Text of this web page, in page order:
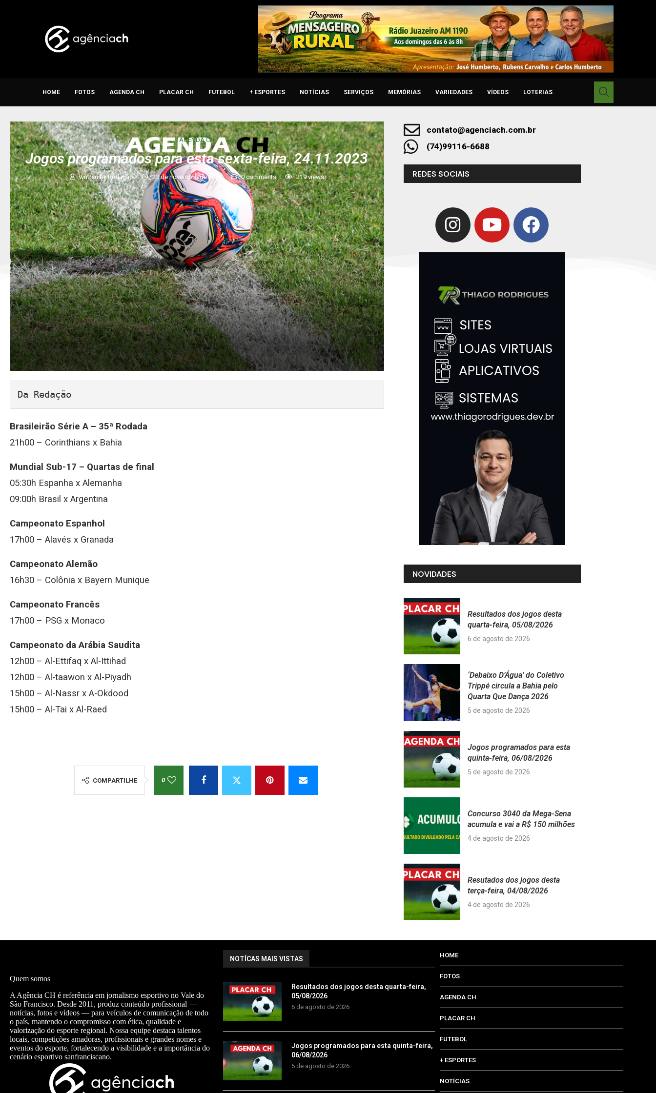
HOME FOTOS AGENDA CH PLACAR CH FUTEBOL + ESPORTES NOTÍCIAS SERVIÇOS MEMÓRIAS VARIEDADES VÍDEOS LOTERIAS
AGENDA CH
Jogos programados para esta sexta-feira, 24.11.2023
written byRedação 23 de novembro de 2023 0 comments 219views
Da Redação
Brasileirão Série A – 35ª Rodada
21h00 – Corinthians x Bahia
Mundial Sub-17 – Quartas de final
05:30h Espanha x Alemanha
09:00h Brasil x Argentina
Campeonato Espanhol
17h00 – Alavés x Granada
Campeonato Alemão
16h30 – Colônia x Bayern Munique
Campeonato Francês
17h00 – PSG x Monaco
Campeonato da Arábia Saudita
12h00 – Al-Ettifaq x Al-Ittihad
12h00 – Al-taawon x Al-Piyadh
15h00 – Al-Nassr x A-Okdood
15h00 – Al-Tai x Al-Raed
COMPARTILHE 0
contato@agenciach.com.br
(74)99116-6688
REDES SOCIAIS
NOVIDADES
Resultados dos jogos desta
quarta-feira, 05/08/2026
6 de agosto de 2026
‘Debaixo D’Água’ do Coletivo
Trippé circula a Bahia pelo
Quarta Que Dança 2026
5 de agosto de 2026
Jogos programados para esta
quinta-feira, 06/08/2026
5 de agosto de 2026
Concurso 3040 da Mega-Sena
acumula e vai a R$ 150 milhões
4 de agosto de 2026
Resutados dos jogos desta
terça-feira, 04/08/2026
4 de agosto de 2026
Quem somos
A Agência CH é referência em jornalismo esportivo no Vale do
São Francisco. Desde 2011, produz conteúdo profissional —
notícias, fotos e vídeos — para veículos de comunicação de todo
o país, mantendo o compromisso com ética, qualidade e
valorização do esporte regional. Nossa equipe destaca talentos
locais, competições amadoras, profissionais e grandes nomes e
eventos do esporte, fortalecendo a visibilidade e a importância do
cenário esportivo sanfranciscano.
NOTÍCAS MAIS VISTAS
Resultados dos jogos desta quarta-feira,
05/08/2026
6 de agosto de 2026
Jogos programados para esta quinta-feira,
06/08/2026
5 de agosto de 2026
HOME
FOTOS
AGENDA CH
PLACAR CH
FUTEBOL
+ ESPORTES
NOTÍCIAS